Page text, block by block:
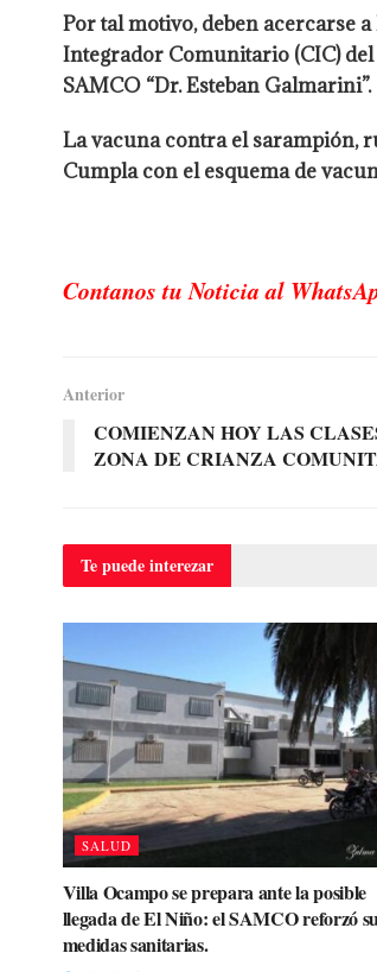
Por tal motivo, deben acercarse
Integrador Comunitario (CIC)
SAMCO “Dr. Esteban Galmarini”.
La vacuna contra el sarampión,
Cumpla con el esquema de
Contanos tu Noticia al
Anterior
COMIENZAN HOY LAS
ZONA DE CRIANZA
Te puedeinterezar
SALUD
Villa Ocampo se prepara ante la posible
llegada de El Niño: el SAMCO reforzó
medidas sanitarias.